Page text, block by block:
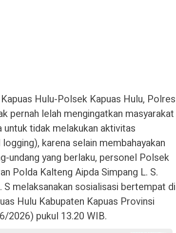
Hulu-Polsek Kapuas Hulu, Polres
pernah lelah mengingatkan masyarakat
untuk tidak melakukan aktivitas
karena selain membahayakan
undang yang berlaku, personel Polsek
Polda Kalteng Aipda Simpang L. S.
S melaksanakan sosialisasi bertempat di
Hulu Kabupaten Kapuas Provinsi
2026) pukul 13.20 WIB.